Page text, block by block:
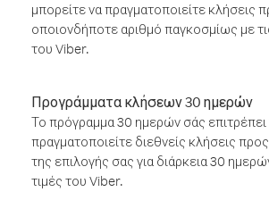
μπορείτε να πραγματοποιείτε κλήσεις
οποιονδήποτε αριθμό παγκοσμίως με
του Viber.
Προγράμματα κλήσεων 30 ημερών
Το πρόγραμμα 30 ημερών σάς επιτρέπει
πραγματοποιείτε διεθνείς κλήσεις
της επιλογής σας για διάρκεια 30
τιμές του Viber.